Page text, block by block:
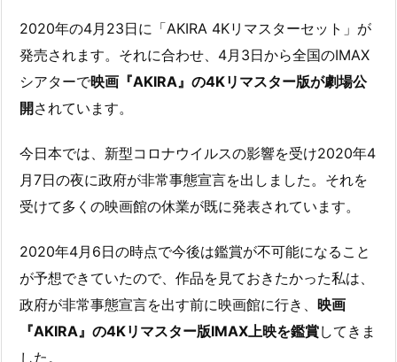
2020年の4月23日に「AKIRA 4Kリマスターセット」が
発売されます。それに合わせ、4月3日から全国のIMAX
シアターで映画『AKIRA』の4Kリマスター版が劇場公
開 されています。
今日本では、新型コロナウイルスの影響を受け2020年4
月7日の夜に政府が非常事態宣言を出しました。それを
受けて多くの映画館の休業が既に発表されています。
2020年4月6日の時点で今後は鑑賞が不可能になること
が予想できていたので、作品を見ておきたかった私は、
政府が非常事態宣言を出す前に映画館に行き、 映画
『AKIRA』の4Kリマスター版IMAX上映を鑑賞してきま
した。